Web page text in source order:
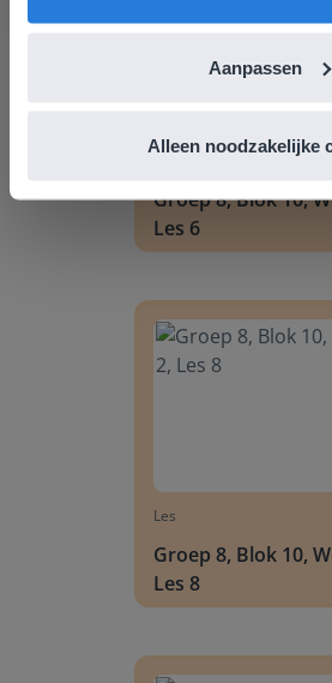
Aanpassen
Alleen noodzakelijke
Groep 8, Blok 10,
Les 6
Les
Groep 8, Blok 10,
Les 8